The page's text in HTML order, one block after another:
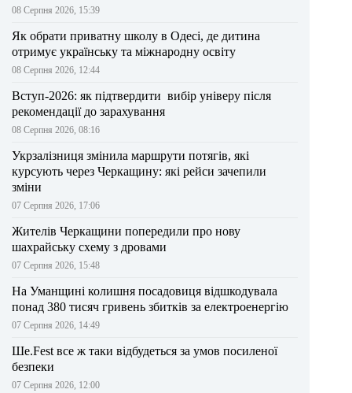
08 Серпня 2026, 15:39
Як обрати приватну школу в Одесі, де дитина
отримує українську та міжнародну освіту
08 Серпня 2026, 12:44
Вступ-2026: як підтвердити вибір універу після
рекомендації до зарахування
08 Серпня 2026, 08:16
Укрзалізниця змінила маршрути потягів, які
курсують через Черкащину: які рейси зачепили
зміни
07 Серпня 2026, 17:06
Жителів Черкащини попередили про нову
шахрайську схему з дровами
07 Серпня 2026, 15:48
На Уманщині колишня посадовиця відшкодувала
понад 380 тисяч гривень збитків за електроенергію
07 Серпня 2026, 14:49
Ше.Fest все ж таки відбудеться за умов посиленої
безпеки
07 Серпня 2026, 12:00